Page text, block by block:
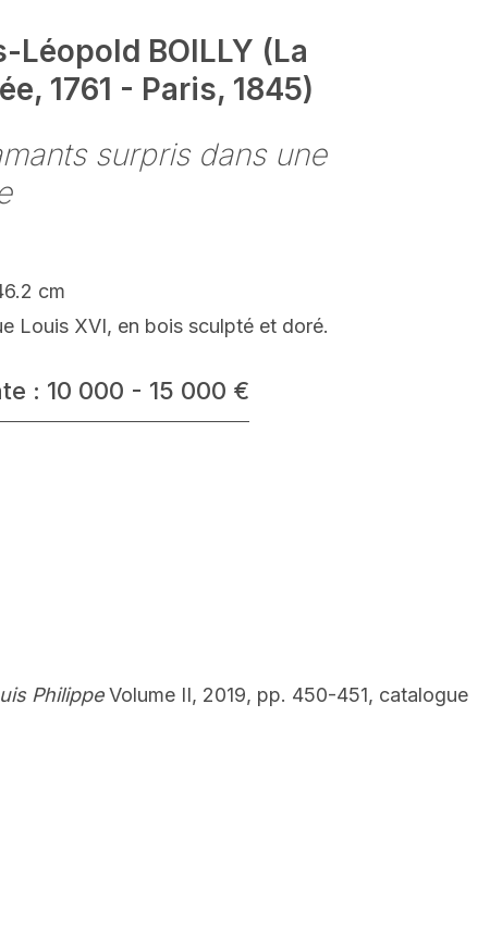
Léopold BOILLY (La
1761 - Paris, 1845)
surpris dans une
cm
Louis XVI, en bois sculpté et doré.
: 10 000 - 15 000 €
PhilippeVolume II, 2019, pp. 450-451, catalogue